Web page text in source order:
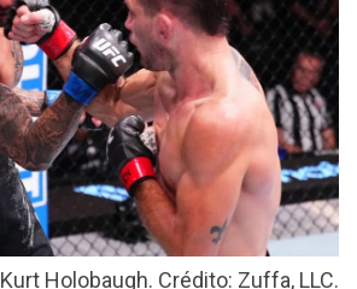
Kurt Holobaugh. Crédito: Zuffa, LLC.